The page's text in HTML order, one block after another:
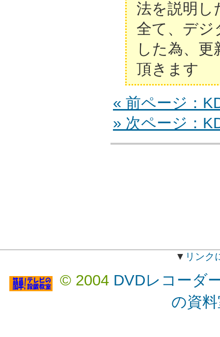
法を説明し
全て、デジ
した為、
頂きます
« 前ページ：
» 次ページ：
▼ リンク
© 2004 DVDレコーダ
の資